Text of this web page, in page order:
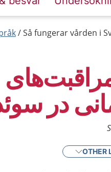
Så fungerar vården i
در
OTHER